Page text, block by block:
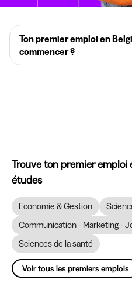
Ton premier emploi en
commencer ?
Trouve ton premier emploi
études
Economie & Gestion
Communication - Marketing -
Sciences de la santé
Voir tous les premiers emplois